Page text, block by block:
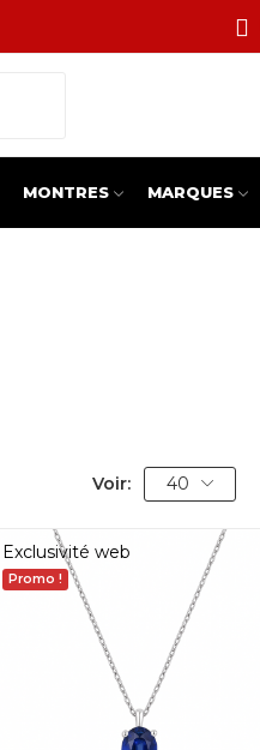
MONTRES MARQUES
Voir: 40
Exclusivité web
Promo !